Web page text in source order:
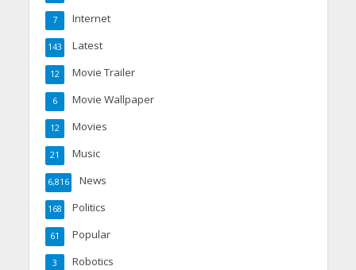
Internet
7
Latest
143
Movie Trailer
12
Movie Wallpaper
6
Movies
12
Music
21
News
6,816
Politics
168
Popular
61
Robotics
3